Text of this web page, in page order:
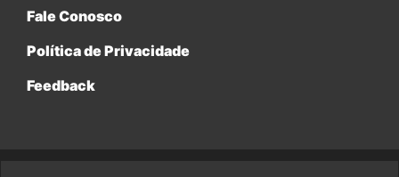
Fale Conosco
Política de Privacidade
Feedback